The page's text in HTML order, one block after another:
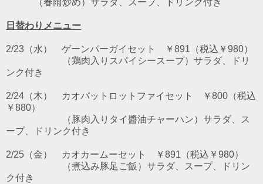
（春雨炒め）サラダ、スープ、ドリンク付き
日替わりメニュー
2/23（水） ゲーンパーガイセット ￥891（税込￥980）
（鶏肉入りスパイシースープ）サラダ、ドリ
ンク付き
2/24（木） カオパットロットファイセット ￥800（税込
￥880）
（豚肉入りタイ醬油チャーハン）サラダ、ス
ープ、ドリンク付き
2/25（金） カオカームーセット ￥891（税込￥980）
（煮込み豚足ご飯）サラダ、スープ、ドリン
ク付き